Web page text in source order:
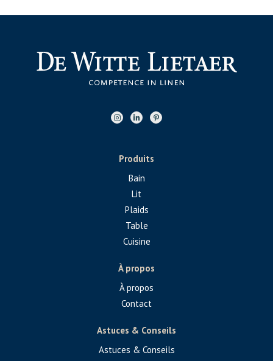
Produits
Bain
Lit
Plaids
Table
Cuisine
À propos
À propos
Contact
Astuces & Conseils
Astuces & Conseils